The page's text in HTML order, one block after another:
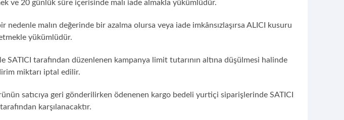
ve 20 günlük süre içerisinde malı iade almakla yükümlüdür.
nedenle malın değerinde bir azalma olursa veya iade imkânsızlaşırsa ALICI kusuru
yükümlüdür.
SATICI tarafından düzenlenen kampanya limit tutarının altına düşülmesi halinde
miktarı iptal edilir.
satıcıya geri gönderilirken ödenenen kargo bedeli yurtiçi siparişlerinde SATICI
karşılanacaktır.